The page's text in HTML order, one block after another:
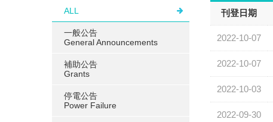
ALL
一般公告
General Announcements
補助公告
Grants
停電公告
Power Failure
刊登日期
2022-10-07
2022-10-07
2022-10-03
2022-09-30